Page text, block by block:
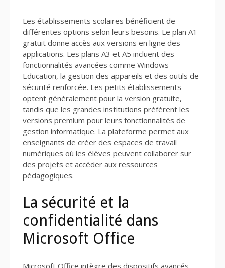
Les établissements scolaires bénéficient de
différentes options selon leurs besoins. Le plan A1
gratuit donne accès aux versions en ligne des
applications. Les plans A3 et A5 incluent des
fonctionnalités avancées comme Windows
Education, la gestion des appareils et des outils de
sécurité renforcée. Les petits établissements
optent généralement pour la version gratuite,
tandis que les grandes institutions préfèrent les
versions premium pour leurs fonctionnalités de
gestion informatique. La plateforme permet aux
enseignants de créer des espaces de travail
numériques où les élèves peuvent collaborer sur
des projets et accéder aux ressources
pédagogiques.
La sécurité et la
confidentialité dans
Microsoft Office
Microsoft Office intègre des dispositifs avancés